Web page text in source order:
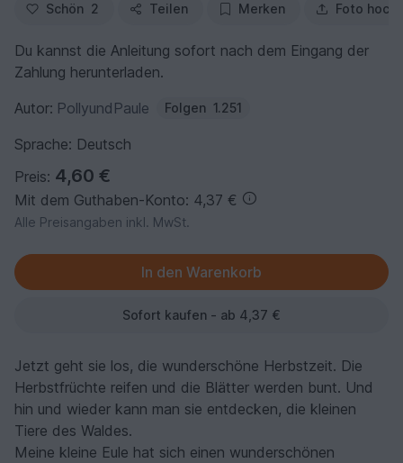
Schön 2 Teilen Merken Foto
Du kannst die Anleitung sofort nach dem Eingang der
Zahlung herunterladen.
Autor: PollyundPaule Folgen 1.251
Sprache: Deutsch
Preis: 4,60 €
Mit dem Guthaben-Konto: 4,37 €
Alle Preisangaben inkl. MwSt.
Sofort kaufen - ab 4,37 €
Jetzt geht sie los, die wunderschöne Herbstzeit. Die
Herbstfrüchte reifen und die Blätter werden bunt. Und
hin und wieder kann man sie entdecken, die kleinen
Tiere des Waldes.
Meine kleine Eule hat sich einen wunderschönen